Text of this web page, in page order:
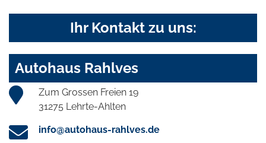
Ihr Kontakt zu uns:
Autohaus Rahlves
Zum Grossen Freien 19
31275 Lehrte-Ahlten
info@autohaus-rahlves.de